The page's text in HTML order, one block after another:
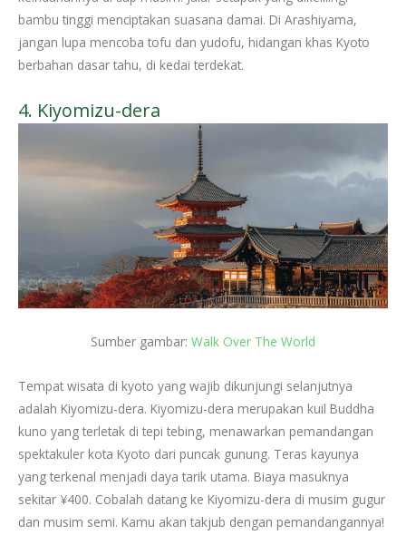
bambu tinggi menciptakan suasana damai. Di Arashiyama,
jangan lupa mencoba tofu dan yudofu, hidangan khas Kyoto
berbahan dasar tahu, di kedai terdekat.
4. Kiyomizu-dera
Sumber gambar: Walk Over The World
Tempat wisata di kyoto yang wajib dikunjungi selanjutnya
adalah Kiyomizu-dera. Kiyomizu-dera merupakan kuil Buddha
kuno yang terletak di tepi tebing, menawarkan pemandangan
spektakuler kota Kyoto dari puncak gunung. Teras kayunya
yang terkenal menjadi daya tarik utama. Biaya masuknya
sekitar ¥400. Cobalah datang ke Kiyomizu-dera di musim gugur
dan musim semi. Kamu akan takjub dengan pemandangannya!